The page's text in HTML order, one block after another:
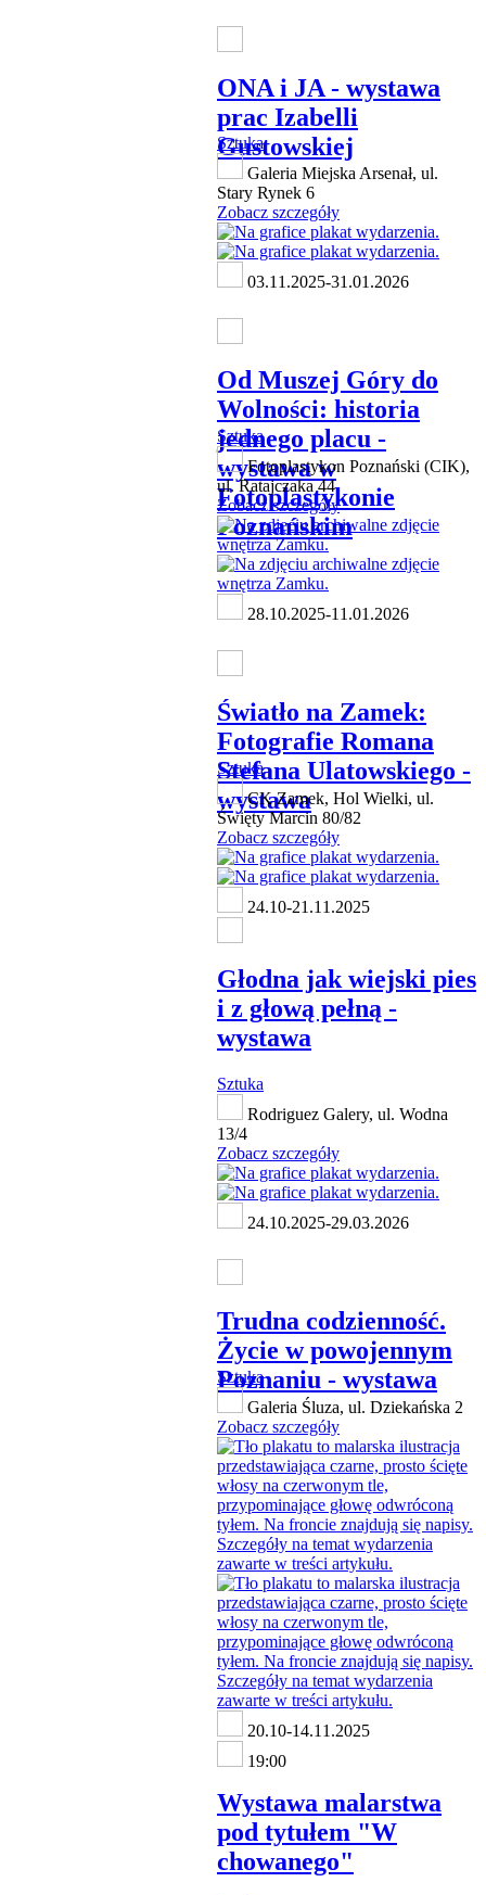
ONA i JA - wystawa
prac Izabelli
Gustowskiej
Sztuka
Galeria Miejska Arsenał, ul.
Stary Rynek 6
Zobacz szczegóły
03.11.2025-31.01.2026
Od Muszej Góry do
Wolności: historia
jednego placu -
wystawa w
Fotoplastykonie
Poznańskim
Sztuka
Fotoplastykon Poznański (CIK),
ul. Ratajczaka 44
Zobacz szczegóły
28.10.2025-11.01.2026
Światło na Zamek:
Fotografie Romana
Stefana Ulatowskiego -
wystawa
Sztuka
CK Zamek, Hol Wielki, ul.
Święty Marcin 80/82
Zobacz szczegóły
24.10-21.11.2025
Głodna jak wiejski pies
i z głową pełną -
wystawa
Sztuka
Rodriguez Galery, ul. Wodna
13/4
Zobacz szczegóły
24.10.2025-29.03.2026
Trudna codzienność.
Życie w powojennym
Poznaniu - wystawa
Sztuka
Galeria Śluza, ul. Dziekańska 2
Zobacz szczegóły
20.10-14.11.2025
19:00
Wystawa malarstwa
pod tytułem "W
chowanego"